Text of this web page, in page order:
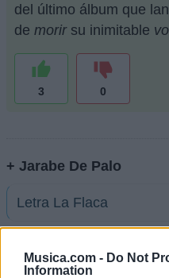
Musica.com - Do Not
Information
del último álbum que
de morirsu inimitable
3 0
+ Jarabe De Palo
Letra La Flaca
Letra Agua